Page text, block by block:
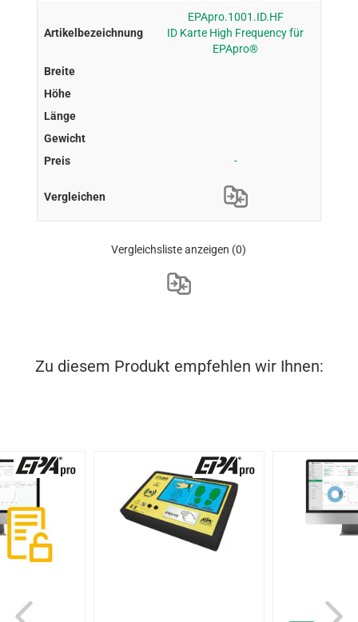
EPApro.1001.ID.HF
ID Karte High Frequency für
EPApro®
-
Vergleichsliste anzeigen (0)
Zu diesem Produkt empfehlen wir Ihnen: